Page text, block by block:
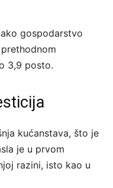
gospodarstvo
3,9 posto.
kućanstava, što je
je u prvom
razini, isto kao u